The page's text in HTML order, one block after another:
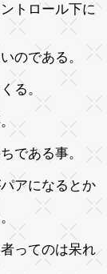
トロール下に
いのである。
る。
ちである事。
アになるとか
。
ってのは呆れ